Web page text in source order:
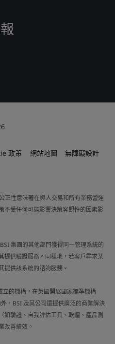
政策 網站地圖 無障礙設計
正性意味著在與人交易和所有業務營運
不受任何可能影響決策客觀性的因素影
集團的其他部門獲得同一管理系統的
提供驗證服務。同樣地，若客戶尋求某
提供該系統的諮詢服務。
的機構，在英國開展國家標準機構
，BSI 及其公司還提供廣泛的商業解決
如驗證、自我評估工具、軟體、產品測
改善績效。